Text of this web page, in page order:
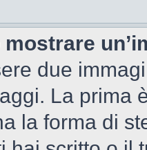
due
La prima
la forma di